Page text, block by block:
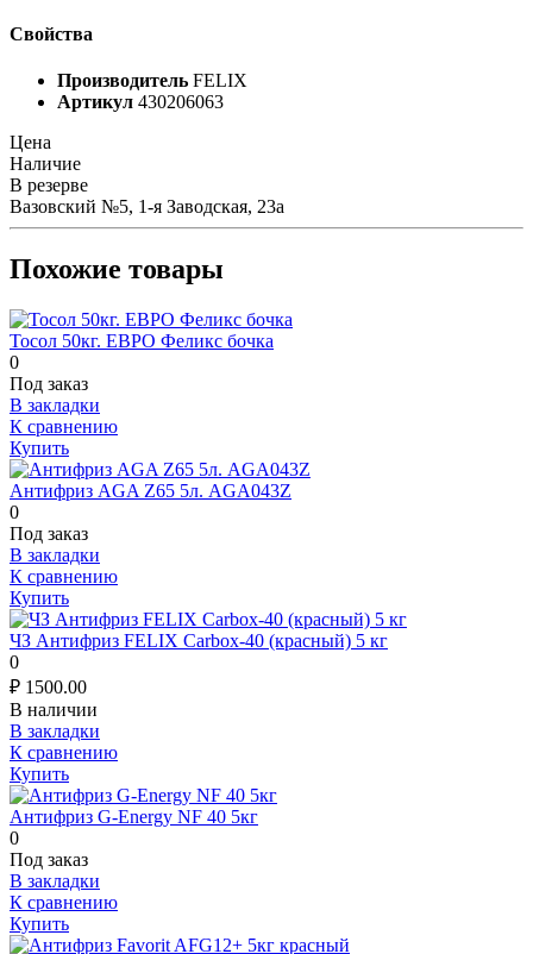
Свойства
Производитель FELIX
Артикул 430206063
Цена
Наличие
В резерве
Вазовский №5, 1-я Заводская, 23а
Похожие товары
Тосол 50кг. ЕВРО Феликс бочка
0
Под заказ
В закладки
К сравнению
Купить
Антифриз AGA Z65 5л. AGA043Z
0
Под заказ
В закладки
К сравнению
Купить
ЧЗ Антифриз FELIX Carbox-40 (красный) 5 кг
0
₽ 1500.00
В наличии
В закладки
К сравнению
Купить
Антифриз G-Energy NF 40 5кг
0
Под заказ
В закладки
К сравнению
Купить